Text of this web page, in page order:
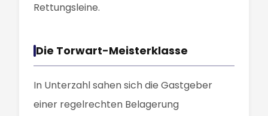
Rettungsleine.
Die Torwart-Meisterklasse
In Unterzahl sahen sich die Gastgeber
einer regelrechten Belagerung